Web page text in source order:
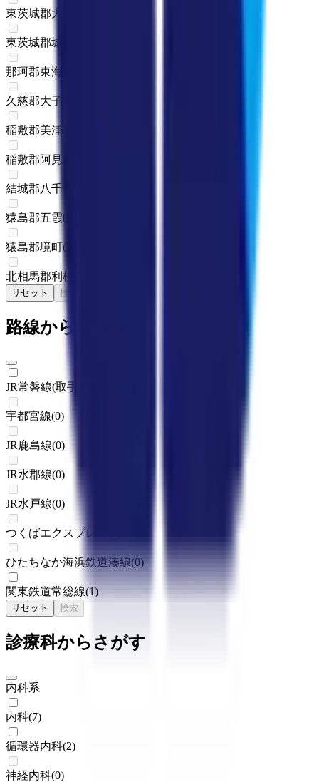
東茨城郡大洗町
東茨城郡城里町
那珂郡東海村
久慈郡大子町
稲敷郡美浦村
稲敷郡阿見町
結城郡八千代町
猿島郡五霞町
猿島郡境町(
北相馬郡利根町
リセット 検索
路線からさがす
JR常磐線(取手～いわき)
宇都宮線(0)
JR鹿島線(0)
JR水郡線(0)
JR水戸線(0)
つくばエクスプレス
ひたちなか海浜鉄道湊線(0)
関東鉄道常総線(1)
リセット 検索
診療科からさがす
内科系
内科(7)
循環器内科(2)
神経内科(0)